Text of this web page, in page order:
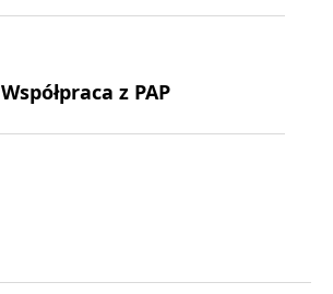
Współpraca z PAP